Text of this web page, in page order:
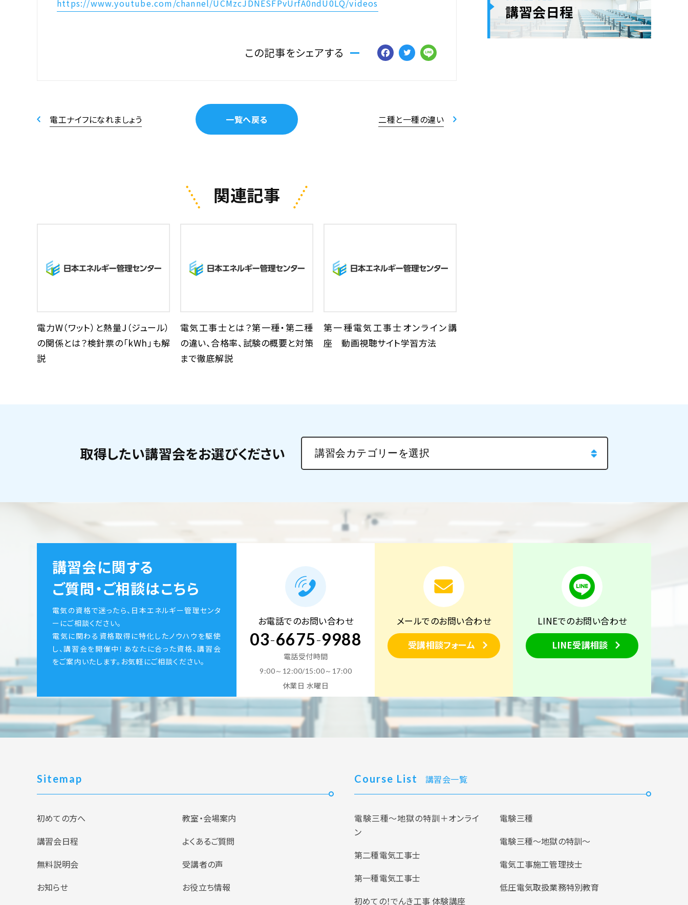
https://www.youtube.com/channel/UCMzcJDNESFPvUrfA0ndU0LQ/videos
この記事をシェアする Facebook
Twitter
電工ナイフになれましょう 一覧へ戻る 二種と一種の違い
関連記事
電力W（ワット）と熱量J（ジュール）
の関係とは？検針票の「kWh」も解
説
電気工事士とは？第一種・第二種
の違い、合格率、試験の概要と対策
まで徹底解説
第一種電気工事士オンライン講
座 動画視聴サイト学習方法
講習会日程
取得したい講習会をお選びください
講習会に関する
ご質問・ご相談はこちら
電気の資格で迷ったら、日本エネルギー管理センタ
ーにご相談ください。
電気に関わる資格取得に特化したノウハウを駆使
し、講習会を開催中！あなたに合った資格、講習会
をご案内いたします。お気軽にご相談ください。
お電話でのお問い合わせ
03-6675-9988
電話受付時間
9:00～12:00/15:00～17:00
休業日 水曜日
メールでのお問い合わせ
受講相談フォーム
LINEでのお問い合わせ
LINE受講相談
Sitemap
初めての方へ
教室・会場案内
講習会日程
よくあるご質問
無料説明会
受講者の声
お知らせ
お役立ち情報
Course List 講習会一覧
電験三種～地獄の特訓＋オンライ
ン
第二種電気工事士
第一種電気工事士
初めての！でんき工事 体験講座
電験三種
電験三種〜地獄の特訓〜
電気工事施工管理技士
低圧電気取扱業務特別教育